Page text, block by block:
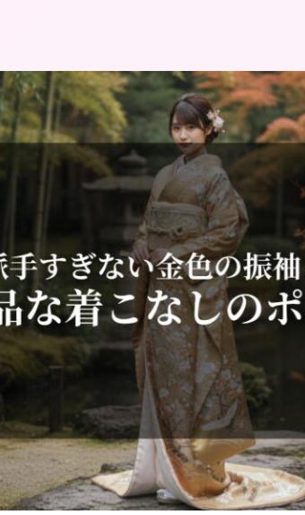
袖レンタルショップ 東海地区に10店舗